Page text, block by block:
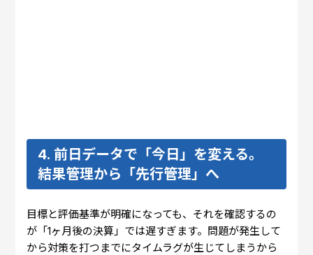
4. 前日データで「今日」を変える。
結果管理から「先行管理」へ
目標と評価基準が明確になっても、それを確認するの
が「1ヶ月後の決算」では遅すぎます。問題が発生して
から対策を打つまでにタイムラグが生じてしまうから